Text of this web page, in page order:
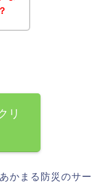
リ
かまる防災のサー